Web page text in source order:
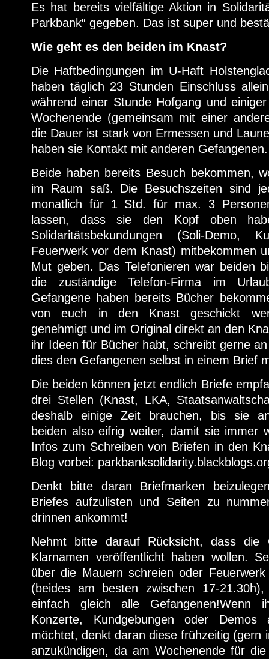
Es hat bereits vielfältige Aktion in
Parkbank“ gegeben. Das ist super und
Wie geht es den beiden im Knast?
Die Haftbedingungen im U-Haft
haben täglich 23 Stunden Einschluss
während einer Stunde Hofgang und
Wochenende (gemeinsam mit einer
die Dauer ist stark von Ermessen und
haben sie Kontakt mit anderen Gefangenen.
Beide haben bereits Besuch bekommen,
im Raum saß. Die Besuchszeiten sind
monatlich für 1 Std. für max. 3
lassen, dass sie den Kopf oben
Solidaritätsbekundungen (Soli-Demo,
Feuerwerk vor dem Knast) mitbekommen
Mut geben. Das Telefonieren war beiden
die zuständige Telefon-Firma im
Gefangene haben bereits Bücher
von euch in den Knast geschickt
genehmigt und im Original direkt an den
ihr Ideen für Bücher habt, schreibt gerne
dies den Gefangenen selbst in einem Brief
Die beiden können jetzt endlich Briefe
drei Stellen (Knast, LKA,
deshalb einige Zeit brauchen, bis sie
beiden also eifrig weiter, damit sie immer
Infos zum Schreiben von Briefen in den
Blog vorbei:
Denkt bitte daran Briefmarken
Briefes aufzulisten und Seiten zu
drinnen ankommt!
Nehmt bitte darauf Rücksicht, dass die
Klarnamen veröffentlicht haben wollen.
über die Mauern schreien oder
(beides am besten zwischen 17-
einfach gleich alle Gefangenen!Wenn
Konzerte, Kundgebungen oder Demos
möchtet, denkt daran diese frühzeitig (gern
anzukündigen, da am Wochenende für